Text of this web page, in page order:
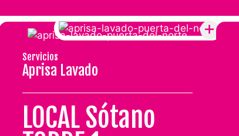
Servicios
Aprisa Lavado
LOCAL Sótano